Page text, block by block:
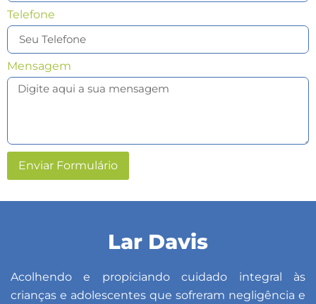
Telefone
Mensagem
Enviar Formulário
Lar Davis
Acolhendo e propiciando cuidado integral às
crianças e adolescentes que sofreram negligência e